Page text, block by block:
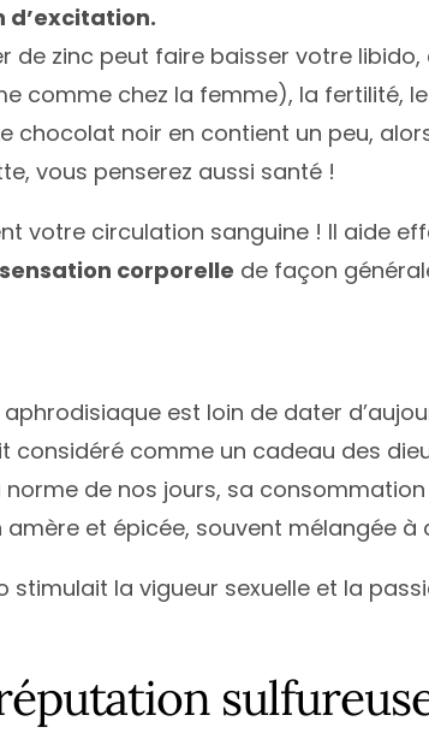
d’excitation.
de zinc peut faire baisser votre
comme chez la femme), la fertilité,
chocolat noir en contient un peu,
vous penserez aussi santé !
votre circulation sanguine ! Il aide
sensation corporelle de façon
est loin de dater
considéré comme un cadeau des
norme de nos jours, sa
et épicée, souvent mélangée à
la vigueur sexuelle et la